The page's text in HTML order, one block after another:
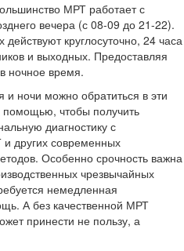
МРТ работает с
вечера (с 08-09 до 21-22).
круглосуточно, 24 часа
и выходных. Предоставляя
ночное время.
ночи можно обратиться в эти
чтобы получить
диагностику с
других современных
Особенно срочность важна
чрезвычайных
немедленная
А без качественной МРТ
принести не пользу, а